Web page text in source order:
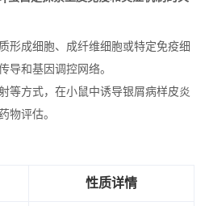
形成细胞、成纤维细胞或特定免疫细
导和基因调控网络。
等方式，在小鼠中诱导银屑病样皮炎
物评估。
性质详情